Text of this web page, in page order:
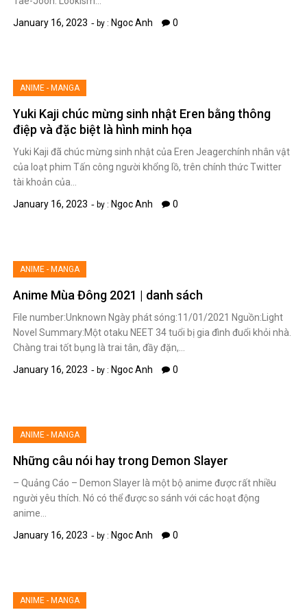
January 16, 2023
by : Ngoc Anh 0
ANIME - MANGA
Yuki Kaji chúc mừng sinh nhật Eren bằng thông
điệp và đặc biệt là hình minh họa
Yuki Kaji đã chúc mừng sinh nhật của Eren Jeagerchính nhân vật
của loạt phim Tấn công người khổng lồ, trên chính thức Twitter
tài khoản của…
January 16, 2023
by : Ngoc Anh 0
ANIME - MANGA
Anime Mùa Đông 2021 | danh sách
File number:Unknown Ngày phát sóng:11/01/2021 Nguồn:Light
Novel Summary:Một otaku NEET 34 tuổi bị gia đình đuổi khỏi nhà.
Chàng trai tốt bụng là trai tân, đầy đặn,…
January 16, 2023
by : Ngoc Anh 0
ANIME - MANGA
Những câu nói hay trong Demon Slayer
– Quảng Cáo – Demon Slayer là một bộ anime được rất nhiều
người yêu thích. Nó có thể được so sánh với các hoạt động
anime…
January 16, 2023
by : Ngoc Anh 0
ANIME - MANGA